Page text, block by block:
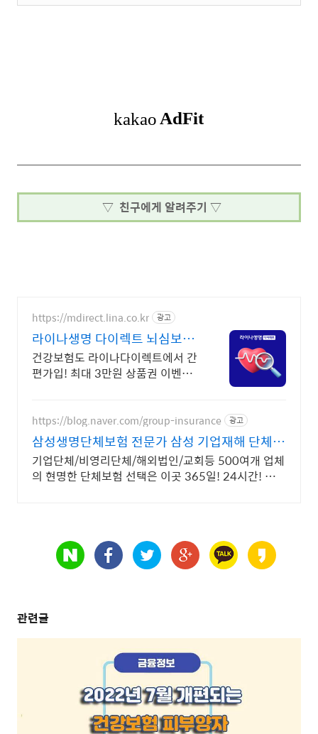
▽ 친구에게 알려주기 ▽
https://mdirect.lina.co.kr 광고
라이나생명 다이렉트 뇌심보험
최대 3만원 상품권 증정
건강보험도 라이나다이렉트에서 간
편가입! 최대 3만원 상품권 이벤트
https://blog.naver.com/group-insurance 광고
삼성생명단체보험 전문가 삼성 기업재해 단체보
장보험
기업단체/비영리단체/해외법인/교회등 500여개 업체
의 현명한 단체보험 선택은 이곳 365일! 24시간! 장소
관련글